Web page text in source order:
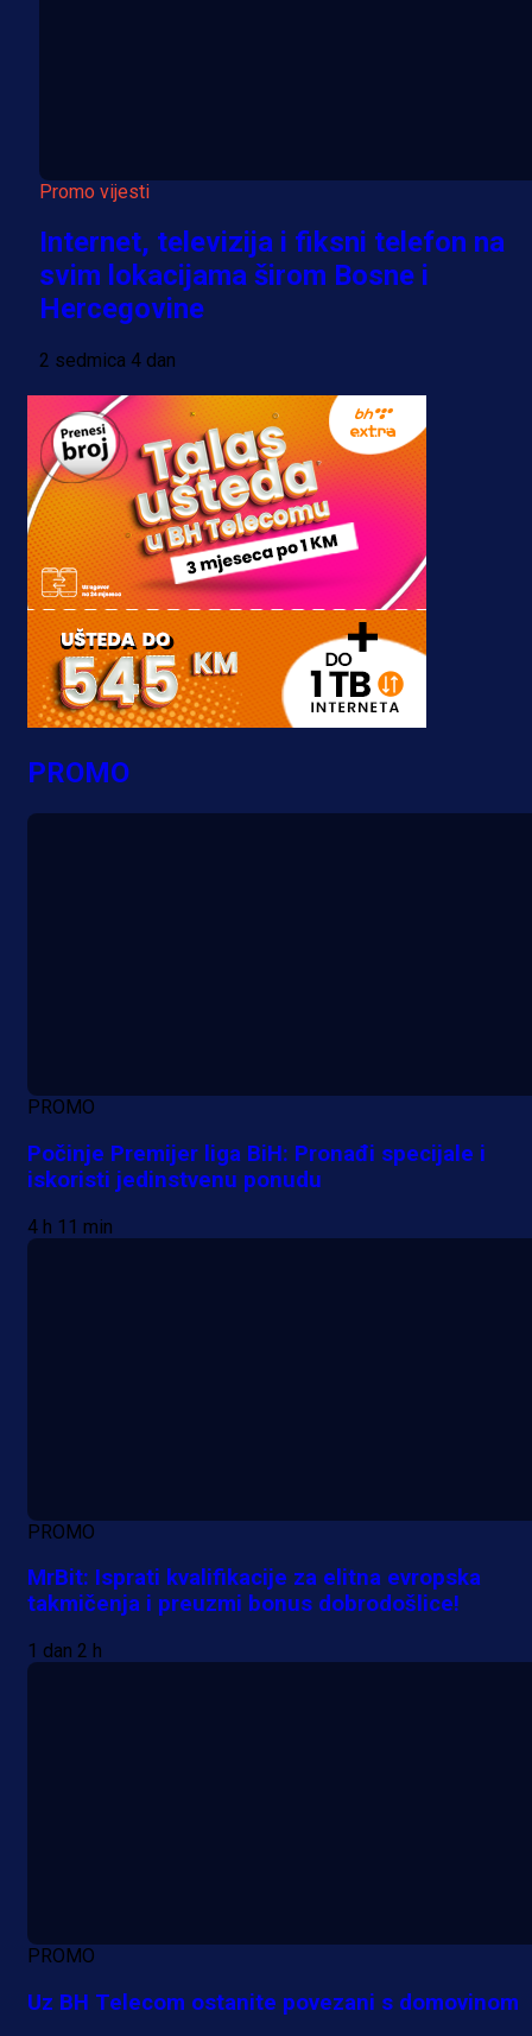
Promo vijesti
Internet, televizija i fiksni telefon na
svim lokacijama širom Bosne i
Hercegovine
2 sedmica 4 dan
PROMO
PROMO
Počinje Premijer liga BiH: Pronađi specijale i
iskoristi jedinstvenu ponudu
4 h 11 min
PROMO
MrBit: Isprati kvalifikacije za elitna evropska
takmičenja i preuzmi bonus dobrodošlice!
1 dan 2 h
PROMO
Uz BH Telecom ostanite povezani s domovinom